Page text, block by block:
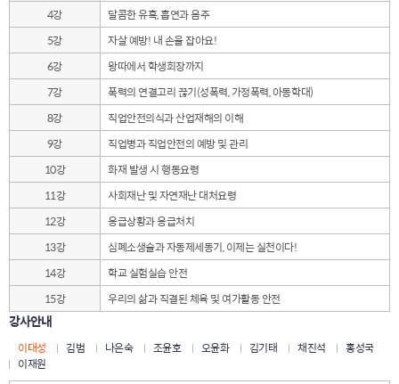
4강
달콤한 유혹, 흡연과 음주
5강
자살 예방! 내 손을 잡아요!
6강
왕따에서 학생회장까지
7강
폭력의 연결고리 끊기(성폭력, 가정폭력, 아동학대)
8강
직업안전의식과 산업재해의 이해
9강
직업병과 직업안전의 예방 및 관리
10강
화재 발생 시 행동요령
11강
사회재난 및 자연재난 대처요령
12강
응급상황과 응급처치
13강
심폐소생술과 자동제세동기, 이제는 실천이다!
14강
학교 실험실습 안전
15강
우리의 삶과 직결된 체육 및 여가활동 안전
강사안내
이대성 김범 나은숙 조윤호 오윤화 김기태 채진석
홍성국
이재원